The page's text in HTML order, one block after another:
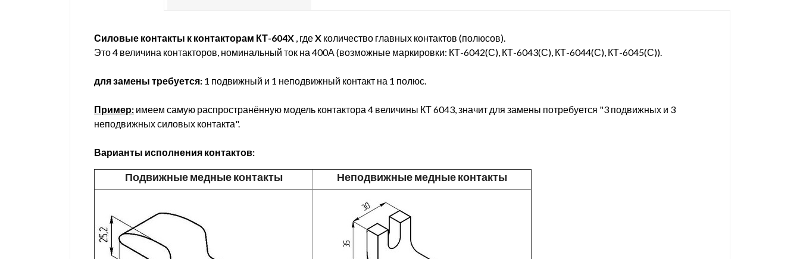
Силовые контакты к контакторам КТ-604X , гдеX количество главных контактов (полюсов).
Это 4 величина контакторов, номинальный ток на 400А (возможные маркировки: КТ-6042(С), КТ-6043(С), КТ-6044(С), КТ-6045(С)).
для замены требуется: 1 подвижный и 1 неподвижный контакт на 1 полюс.
Пример: имеем самую распространённую модель контактора 4 величины КТ 6043, значит для замены потребуется "3 подвижных и 3
неподвижных силовых контакта".
Варианты исполнения контактов:
Подвижные медные контакты Неподвижные медные контакты